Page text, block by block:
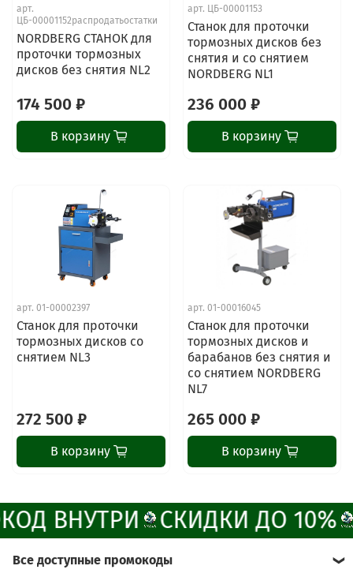
арт.
ЦБ-00001152распродатьостатки
NORDBERG СТАНОК для
проточки тормозных
дисков без снятия NL2
174 500 ₽
В корзину
арт. ЦБ-00001153
Станок для проточки
тормозных дисков без
снятия и со снятием
NORDBERG NL1
236 000 ₽
В корзину
арт. 01-00002397
Станок для проточки
тормозных дисков со
снятием NL3
272 500 ₽
В корзину
арт. 01-00016045
Станок для проточки
тормозных дисков и
барабанов без снятия и
со снятием NORDBERG
NL7
265 000 ₽
В корзину
ВНУТРИ СКИДКИ ДО 10%
Все доступные промокоды
ChatApp
online
Свяжитесь с нами через любой удобный
мессенджер!
Написать менеджеру в MAX
Отдел продаж и сервис
Позвонить